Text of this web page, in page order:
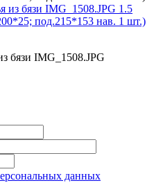
бязи IMG_1508.JPG
данных